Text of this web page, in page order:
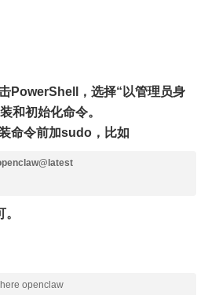
PowerShell，选择“以管理员身
和初始化命令。
命令前加sudo，比如
openclaw